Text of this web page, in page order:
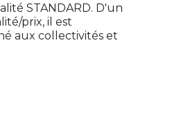
STANDARD. D'un
prix, il est
aux collectivités et